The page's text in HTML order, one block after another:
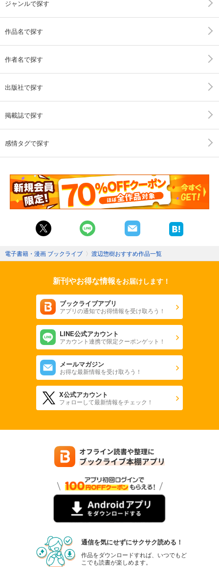
ジャンルで探す
作品名で探す
作者名で探す
出版社で探す
掲載誌で探す
感情タグで探す
電子書籍・漫画 ブックライブ 〉 渡辺惣樹おすすめ作品一覧
新刊やお得な情報をお届けします！
ブックライブアプリ
アプリの通知でお得情報を受け取ろう！
LINE公式アカウント
アカウント連携で限定クーポンゲット！
メールマガジン
お得な最新情報を受け取ろう！
X公式アカウント
フォローして最新情報をチェック！
通信を気にせずにサクサク読める！
作品をダウンロードすれば、いつでもど
こでも読書が楽しめます。